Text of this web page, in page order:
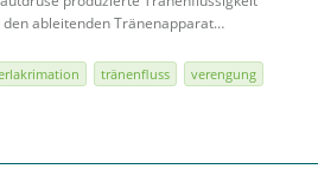
ableitenden Tränenapparat…
tränenfluss verengung